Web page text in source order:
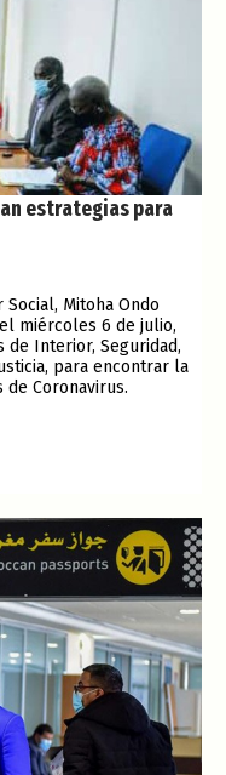
estrategias para
Mitoha Ondo
miércoles 6 de julio,
Interior, Seguridad,
para encontrar la
de Coronavirus.